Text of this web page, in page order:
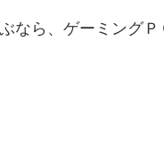
なら、ゲーミング